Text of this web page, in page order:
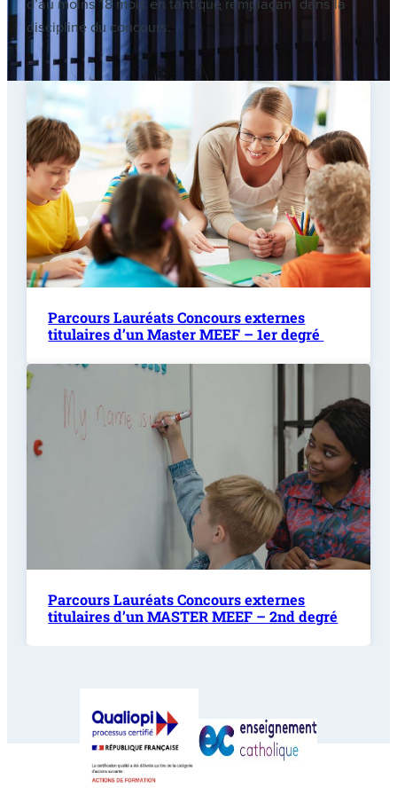
discipline du concours.
Parcours Lauréats Concours externes
titulaires d’un Master MEEF – 1er degré
Parcours Lauréats Concours externes
titulaires d’un MASTER MEEF – 2nd degré